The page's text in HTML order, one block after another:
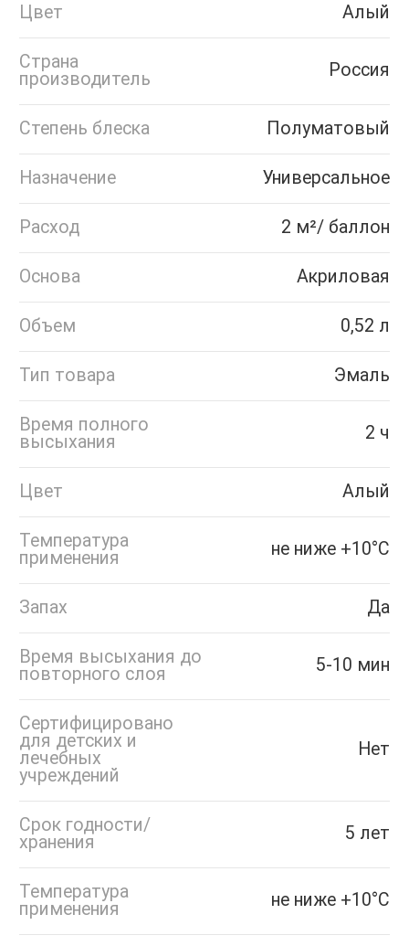
Цвет Алый
Страна
производитель
Россия
Степень блеска Полуматовый
Назначение Универсальное
Расход 2 м²/ баллон
Основа Акриловая
Объем 0,52 л
Тип товара Эмаль
Время полного
высыхания
2 ч
Цвет Алый
Температура
применения
не ниже +10°С
Запах Да
Время высыхания до
повторного слоя
5-10 мин
Сертифицировано
для детских и
лечебных
учреждений
Нет
Срок годности/
хранения
5 лет
Температура
применения
не ниже +10°С